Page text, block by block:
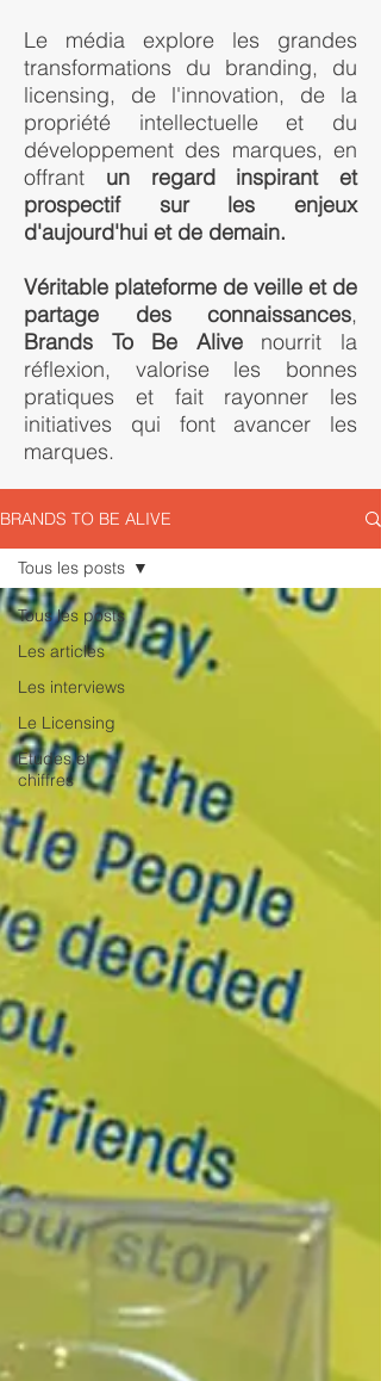
Le média explore les grandes
transformations du branding, du
licensing, de l'innovation, de la
propriété intellectuelle et du
développement des marques, en
offrant un regard inspirant et
prospectif sur les enjeux
d'aujourd'hui et de demain.
Véritable plateforme de veille et de
partage des connaissances,
Brands To Be Alivenourrit la
réflexion, valorise les bonnes
pratiques et fait rayonner les
initiatives qui font avancer les
marques.
BRANDS TO BE ALIVE
Tous les posts
Les articles
Les interviews
Le Licensing
Etudes et
chiffres
Tous les posts